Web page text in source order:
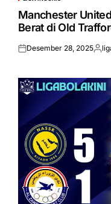
INManchester
Berat di Old
Posted
Desember 28, 2025